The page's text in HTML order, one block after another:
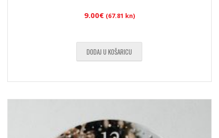
9.00€ (67.81 kn)
DODAJ U KOŠARICU